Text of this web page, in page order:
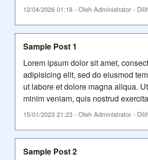
12/04/2026 01:18 - Oleh Administrator -
Sample Post 1
Lorem ipsum dolor sit amet,
adipisicing elit, sed do eiusmod
ut labore et dolore magna aliqua.
minim veniam, quis nostrud
15/01/2023 21:23 - Oleh Administrator -
Sample Post 2